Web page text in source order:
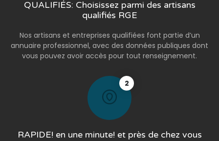
QUALIFIÉS: Choisissez parmi des artisans
qualifiés RGE
Nos artisans et entreprises qualifiées font partie d’un
annuaire professionnel, avec des données publiques dont
vous pouvez avoir accès pour tout renseignement.
2
RAPIDE! en une minute! et près de chez vous